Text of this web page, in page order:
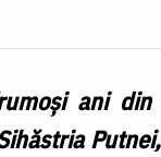
ani din